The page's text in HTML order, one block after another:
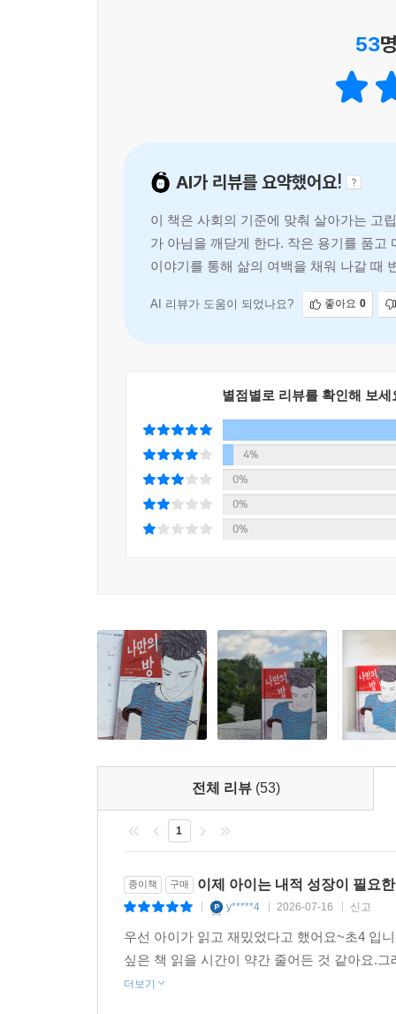
53
AI가 리뷰를 요약했어요!
이 책은 사회의 기준에 맞춰 살아가는 고
가 아님을 깨닫게 한다. 작은 용기를 품고
이야기를 통해 삶의 여백을 채워 나갈 때
AI 리뷰가 도움이 되었나요? 좋아요 0
별점별로 리뷰를 확인해 보세
4%
0%
0%
0%
전체 리뷰 (53)
1
종이책 구매 이제 아이는 내적 성장이 필요
y*****4 2026-07-16 신고
우선 아이가 읽고 재밌었다고 했어요~초4 입
싶은 책 읽을 시간이 약간 줄어든 것 같아요.
더보기